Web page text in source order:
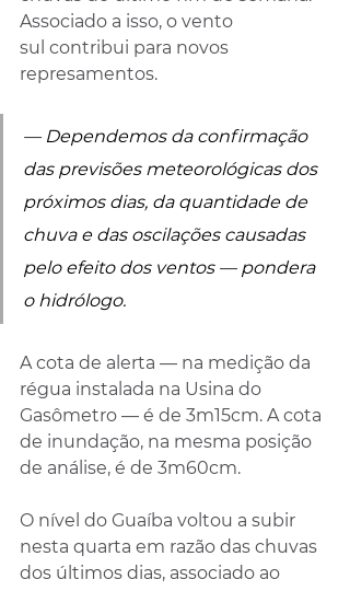
Associado a isso, o vento
sul contribui para novos
represamentos.
— Dependemos da confirmação
das previsões meteorológicas dos
próximos dias, da quantidade de
chuva e das oscilações causadas
pelo efeito dos ventos — pondera
o hidrólogo.
A cota de alerta — na medição da
régua instalada na Usina do
Gasômetro — é de 3m15cm. A cota
de inundação, na mesma posição
de análise, é de 3m60cm.
O nível do Guaíba voltou a subir
nesta quarta em razão das chuvas
dos últimos dias, associado ao